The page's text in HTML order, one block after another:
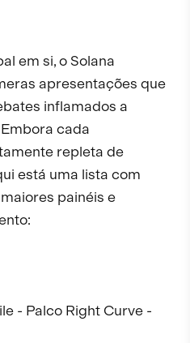
em si, o Solana
apresentações que
inflamados a
cada
repleta de
está uma lista com
painéis e
- Palco Right Curve -